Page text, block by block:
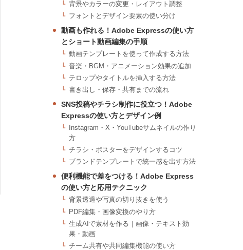
背景やカラーの変更・レイアウト調整
フォントとデザイン要素の使い分け
動画も作れる！Adobe Expressの使い方
とショート動画編集の手順
動画テンプレートを使って作成する方法
音楽・BGM・アニメーション効果の追加
テロップやタイトルを挿入する方法
書き出し・保存・共有までの流れ
SNS投稿やチラシ制作に役立つ！Adobe
Expressの使い方とデザイン例
Instagram・X・YouTubeサムネイルの作り
方
チラシ・ポスターをデザインするコツ
ブランドテンプレートで統一感を出す方法
便利機能で差をつける！Adobe Express
の使い方と応用テクニック
背景透過や写真の切り抜きを使う
PDF編集・画像変換のやり方
生成AIで素材を作る｜画像・テキスト効
果・動画
チーム共有や共同編集機能の使い方